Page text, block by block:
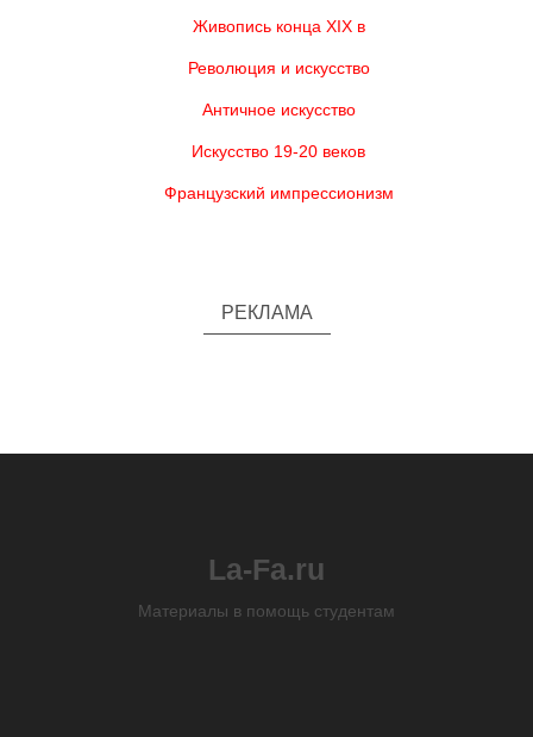
Живопись конца XIX в
Революция и искусство
Античное искусство
Искусство 19-20 веков
Французский импрессионизм
РЕКЛАМА
La-Fa.ru
Материалы в помощь студентам